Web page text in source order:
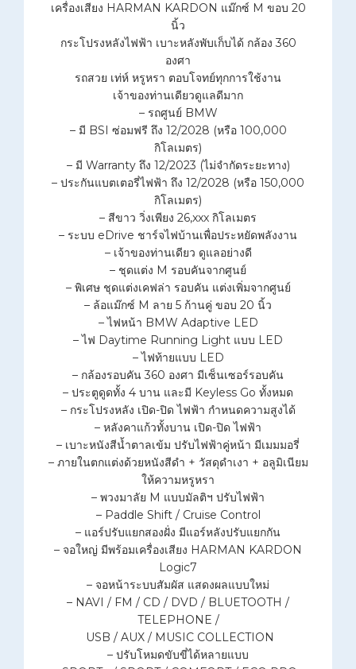
เครื่องเสียง HARMAN KARDON แม๊กซ์ M ขอบ 20
นิ้ว
กระโปรงหลังไฟฟ้า เบาะหลังพับเก็บได้ กล้อง 360
องศา
รถสวย เท่ห์ หรูหรา ตอบโจทย์ทุกการใช้งาน
เจ้าของท่านเดียวดูแลดีมาก
– รถศูนย์ BMW
– มี BSI ซ่อมฟรี ถึง 12/2028 (หรือ 100,000
กิโลเมตร)
– มี Warranty ถึง 12/2023 (ไม่จำกัดระยะทาง)
– ประกันแบตเตอรี่ไฟฟ้า ถึง 12/2028 (หรือ 150,000
กิโลเมตร)
– สีขาว วิ่งเพียง 26,xxx กิโลเมตร
– ระบบ eDrive ชาร์จไฟบ้านเพื่อประหยัดพลังงาน
– เจ้าของท่านเดียว ดูแลอย่างดี
– ชุดแต่ง M รอบคันจากศูนย์
– พิเศษ ชุดแต่งเคฟล่า รอบคัน แต่งเพิ่มจากศูนย์
– ล้อแม๊กซ์ M ลาย 5 ก้านคู่ ขอบ 20 นิ้ว
– ไฟหน้า BMW Adaptive LED
– ไฟ Daytime Running Light แบบ LED
– ไฟท้ายแบบ LED
– กล้องรอบคัน 360 องศา มีเซ็นเซอร์รอบคัน
– ประตูดูดทั้ง 4 บาน และมี Keyless Go ทั้งหมด
– กระโปรงหลัง เปิด-ปิด ไฟฟ้า กำหนดความสูงได้
– หลังคาแก้วทั้งบาน เปิด-ปิด ไฟฟ้า
– เบาะหนังสีน้ำตาลเข้ม ปรับไฟฟ้าคู่หน้า มีเมมมอรี่
– ภายในตกแต่งด้วยหนังสีดำ + วัสดุดำเงา + อลูมิเนียม
ให้ความหรูหรา
– พวงมาลัย M แบบมัลติฯ ปรับไฟฟ้า
– Paddle Shift / Cruise Control
– แอร์ปรับแยกสองฝั่ง มีแอร์หลังปรับแยกกัน
– จอใหญ่ มีพร้อมเครื่องเสียง HARMAN KARDON
Logic7
– จอหน้าระบบสัมผัส แสดงผลแบบใหม่
– NAVI / FM / CD / DVD / BLUETOOTH /
TELEPHONE /
USB / AUX / MUSIC COLLECTION
– ปรับโหมดขับขี่ได้หลายแบบ